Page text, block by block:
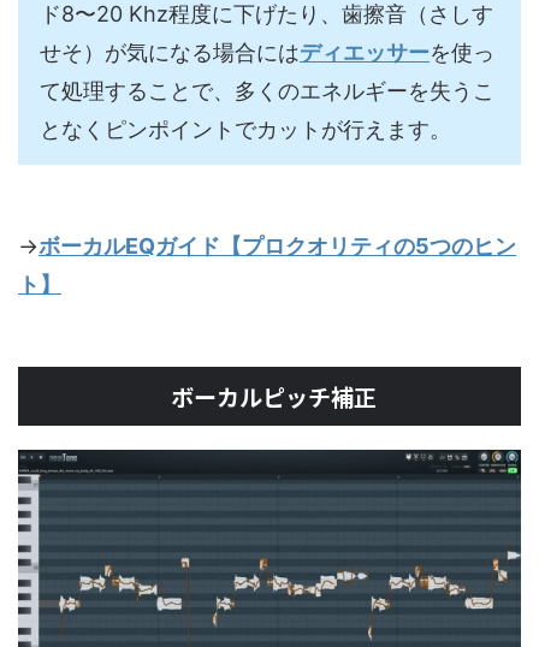
ド8〜20 Khz程度に下げたり、歯擦音（さしす
せそ）が気になる場合にはディエッサーを使っ
て処理することで、多くのエネルギーを失うこ
となくピンポイントでカットが行えます。
→ボーカルEQガイド【プロクオリティの5つのヒン
ト】
ボーカルピッチ補正